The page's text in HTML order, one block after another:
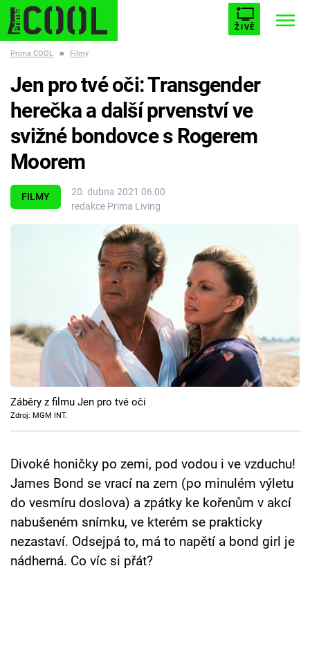
ŽIVĚ
ESCAPE PLNEJ KOTEL AVENGERS 5
Témata
Filmy
Cool Esport
Pořady
TV Program
Přihlášení
Sledujte nás
Prima COOL ■ Filmy
FILMY
20. dubna 2021 06:00
redakce Prima Living
Jen pro tvé oči: Transgender
herečka a další prvenství ve
svižné bondovce s Rogerem
Moorem
Záběry z filmu Jen pro tvé oči
Zdroj: MGM INT.
Divoké honičky po zemi, pod vodou i ve vzduchu!
James Bond se vrací na zem (po minulém výletu
do vesmíru doslova) a zpátky ke kořenům v akcí
nabušeném snímku, ve kterém se prakticky
nezastaví. Odsejpá to, má to napětí a bond girl je
nádherná. Co víc si přát?